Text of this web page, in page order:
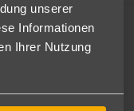
unserer
Informationen
Ihrer Nutzung